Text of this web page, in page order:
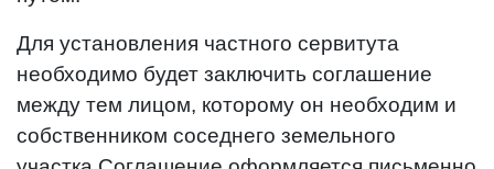
Для установления частного сервитута
необходимо будет заключить соглашение
между тем лицом, которому он необходим и
собственником соседнего земельного